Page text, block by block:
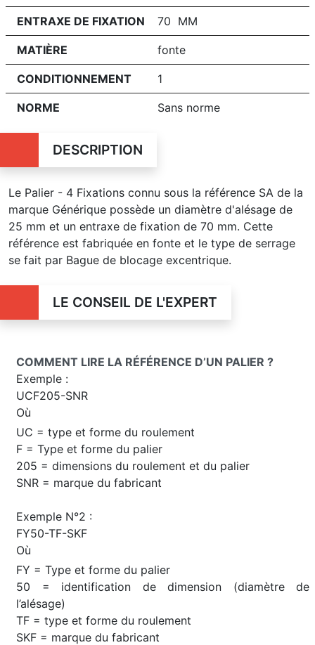
ENTRAXE DE FIXATION 70 MM
MATIÈRE fonte
CONDITIONNEMENT 1
NORME Sans norme
DESCRIPTION
Le Palier - 4 Fixations connu sous la référence SA de la
marque Générique possède un diamètre d'alésage de
25 mm et un entraxe de fixation de 70 mm. Cette
référence est fabriquée en fonte et le type de serrage
se fait par Bague de blocage excentrique.
LE CONSEIL DE L'EXPERT
COMMENT LIRE LA RÉFÉRENCE D’UN PALIER ?
Exemple :
UCF205-SNR
Où
UC = type et forme du roulement
F = Type et forme du palier
205 = dimensions du roulement et du palier
SNR = marque du fabricant
Exemple N°2 :
FY50-TF-SKF
Où
FY = Type et forme du palier
50 = identification de dimension (diamètre de
l’alésage)
TF = type et forme du roulement
SKF = marque du fabricant